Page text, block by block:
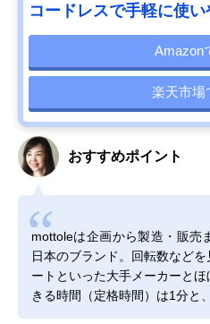
コードレスで手軽に使い
Amazon
楽天市場
おすすめポイント
mottoleは企画から製造・販売
日本のブランド。回転数など
ートといった大手メーカーと
きる時間（定格時間）は1分と